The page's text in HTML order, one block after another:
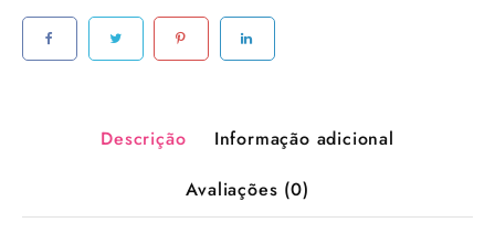
Descrição
Informação adicional
Avaliações (0)